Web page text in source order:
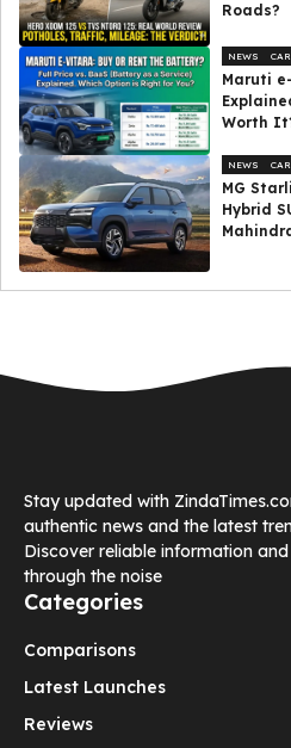
Roads?
NEWS
Maruti
Worth
NEWS
MG
Hybrid
Stay updated with
authentic news and the latest
Discover reliable information
through the noise
Categories
Comparisons
Latest Launches
Reviews